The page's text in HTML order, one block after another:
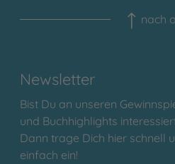
nach
Newsletter
Bist Du an unseren
und Buchhighlights
Dann trage Dich hier schnell
einfach ein!